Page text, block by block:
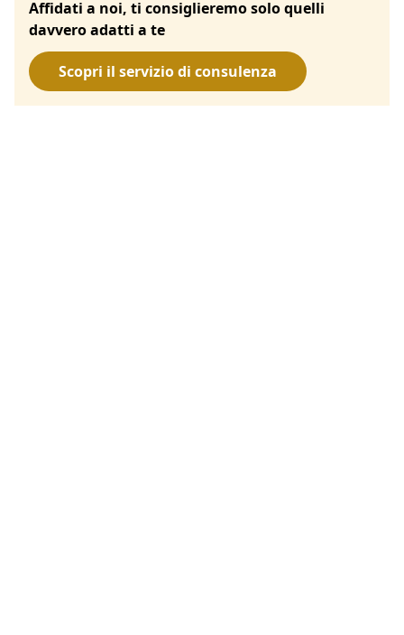
Affidati a noi, ti consiglieremo solo quelli
davvero adatti a te
Scopri il servizio di consulenza